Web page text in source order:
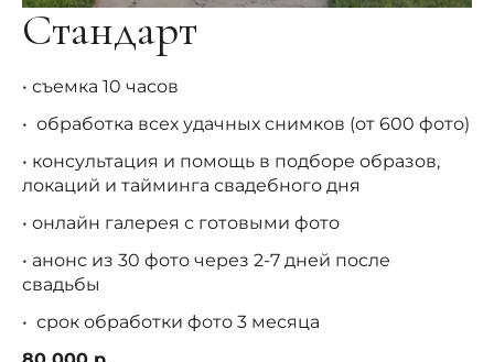
Стандарт
• съемка 10 часов
• обработка всех удачных снимков (от 600 фото)
• консультация и помощь в подборе образов,
локаций и тайминга свадебного дня
• онлайн галерея с готовыми фото
• анонс из 30 фото через 2-7 дней после
свадьбы
• срок обработки фото 3 месяца